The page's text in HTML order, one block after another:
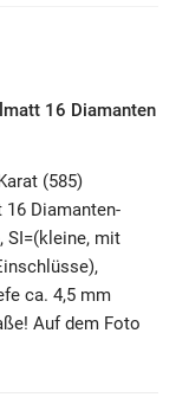
16 Diamanten
(585)
Diamanten-
SI=(kleine, mit
ca. 4,5 mm
Auf dem Foto